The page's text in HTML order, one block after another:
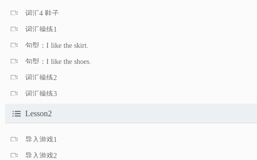
词汇4 鞋子
词汇操练1
句型：I like the skirt.
句型：I like the shoes.
词汇操练2
词汇操练3
Lesson2
导入游戏1
导入游戏2